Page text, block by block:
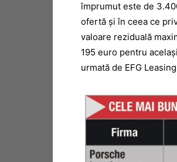
împrumut este de
ofertă și în ceea ce
valoare reziduală
195 euro pentru
urmată de EFG